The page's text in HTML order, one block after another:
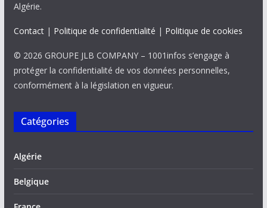
Algérie.
Contact| Politique de confidentialité | Politique de cookies
© 2026 GROUPE JLB COMPANY – 1001infos s’engage à
protéger la confidentialité de vos données personnelles,
conformément à la législation en vigueur.
Catégories
Algérie
Belgique